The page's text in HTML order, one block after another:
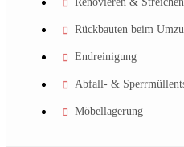
Rückbauten beim
Endreinigung
Abfall- &
Möbellagerung